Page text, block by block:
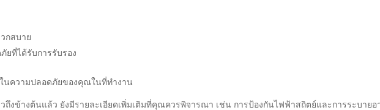
กสบาย
ยที่ได้รับการรับรอง
นความปลอดภัยของคุณในที่ทำงาน
งข้างต้นแล้ว ยังมีรายละเอียดเพิ่มเติมที่คุณควรพิจารณา เช่น การป้องกันไฟฟ้าสถิตย์และการระบายอ